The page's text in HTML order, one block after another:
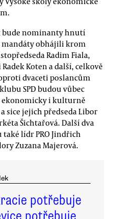
bude nominanty hnutí
mandáty obhájili krom
Radim Fiala,
Koten a další, celkově
dvaceti poslancům
SPD budou vůbec
ekonomicky i kulturně
sice jejich předseda Libor
Šichtařová. Další dva
také lídr PRO Jindřich
Zuzana Majerová.
potřebuje